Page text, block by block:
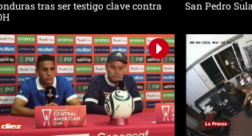
tras ser testigo clave contra
San Pedro